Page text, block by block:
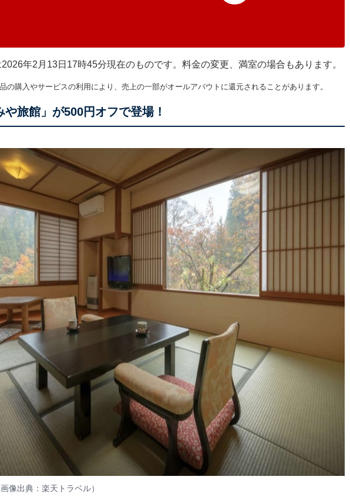
年2月13日17時45分現在のものです。料金の変更、満室の場合もあります。
の購入やサービスの利用により、売上の一部がオールアバウトに還元されることがあります。
や旅館」が500円オフで登場！
像出典：楽天トラベル）